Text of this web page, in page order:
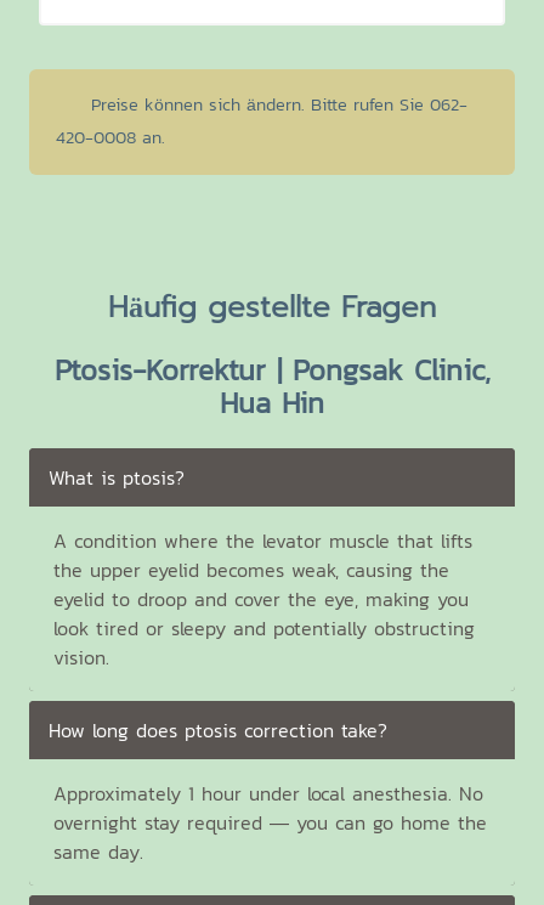
Preise können sich ändern. Bitte rufen Sie 062-
420-0008 an.
Häufig gestellte Fragen
Ptosis-Korrektur | Pongsak Clinic,
Hua Hin
What is ptosis?
A condition where the levator muscle that lifts
the upper eyelid becomes weak, causing the
eyelid to droop and cover the eye, making you
look tired or sleepy and potentially obstructing
vision.
How long does ptosis correction take?
Approximately 1 hour under local anesthesia. No
overnight stay required — you can go home the
same day.